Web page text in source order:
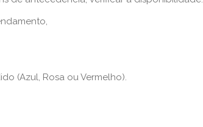
(Azul, Rosa ou Vermelho).